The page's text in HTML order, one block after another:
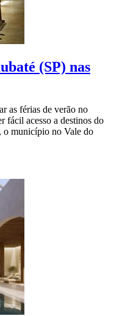
(SP) nas
as férias de verão no
fácil acesso a destinos do
o município no Vale do